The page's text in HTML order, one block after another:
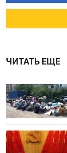
ЧИТАТЬ ЕЩЕ